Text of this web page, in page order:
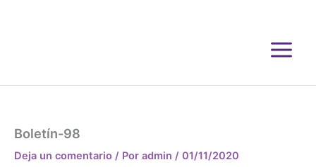
Boletín-98
Deja un comentario / Por admin / 01/11/2020